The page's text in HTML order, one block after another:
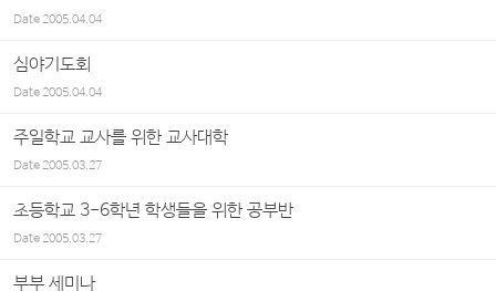
Date2005.04.04
심야기도회
Date2005.04.04
주일학교 교사를 위한 교사대학
Date2005.03.27
초등학교 3-6학년 학생들을 위한 공부반
Date2005.03.27
부부 세미나